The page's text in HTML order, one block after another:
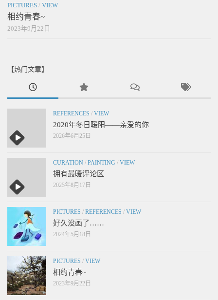
PICTURES / VIEW
相约青春~
2023年9月22日
【热门文章】
REFERENCES / VIEW
2020年冬日暖阳——亲爱的你
2026年6月25日
CURATION / PAINTING / VIEW
拥有最暖评论区
2025年8月17日
PICTURES / REFERENCES / VIEW
好久没画了……
2024年5月18日
PICTURES / VIEW
相约青春~
2023年9月22日